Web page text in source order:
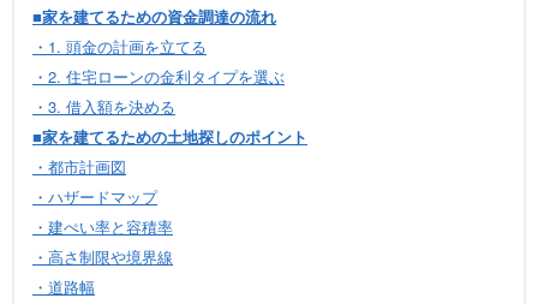
■家を建てるための資金調達の流れ
・1. 頭金の計画を立てる
・2. 住宅ローンの金利タイプを選ぶ
・3. 借入額を決める
■家を建てるための土地探しのポイント
・都市計画図
・ハザードマップ
・建ぺい率と容積率
・高さ制限や境界線
・道路幅